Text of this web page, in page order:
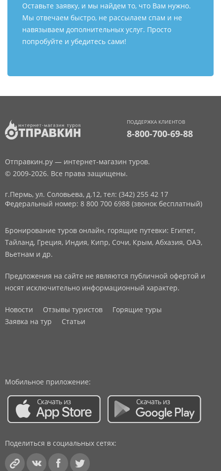
Оставьте заявку, и мы найдем то, что Вам нужно.
Мы отвечаем быстро, не рассылаем спам и не
навязываем дополнительных услуг. Просто
попробуйте и убедитесь сами!
ПОДДЕРЖКА КЛИЕНТОВ
8-800-700-69-88
Отправкин.ру — интернет-магазин туров.
© 2009-2026. Все права защищены.
г.Пермь, ул. Соловьева, д.12, тел: (342) 255 42 17
Федеральный номер: 8 800 700 6988 (звонок бесплатный)
Бронирование туров онлайн, горящие путевки: Египет,
Тайланд, Греция, Индия, Кипр, Сочи, Крым, Абхазия, ОАЭ,
Вьетнам и др.
Предложения на сайте не являются публичной офертой и
носят исключительно информационный характер.
Новости Отзывы туристов
Горящие туры
Заявка на тур
Статьи
Мобильное приложение:
Поделиться в социальных сетях: